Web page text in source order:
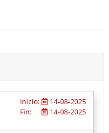
Inicio:
14-08-2025
Fin:
14-08-2025